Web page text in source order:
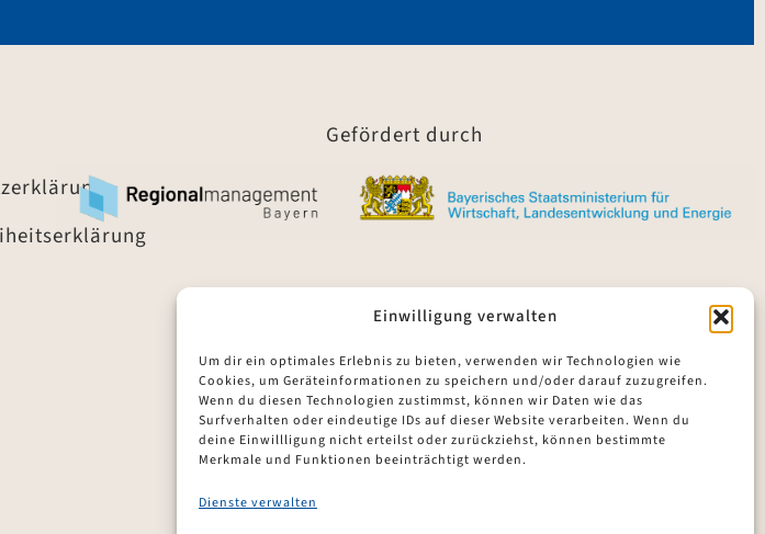
Einwilligung verwalten
Um dir ein optimales Erlebnis zu bieten, verwenden wir Technologien wie
Cookies, um Geräteinformationen zu speichern und/oder darauf zuzugreifen.
Wenn du diesen Technologien zustimmst, können wir Daten wie das
Surfverhalten oder eindeutige IDs auf dieser Website verarbeiten. Wenn du
deine Einwillligung nicht erteilst oder zurückziehst, können bestimmte
Merkmale und Funktionen beeinträchtigt werden.
Dienste verwalten
Gefördert durch